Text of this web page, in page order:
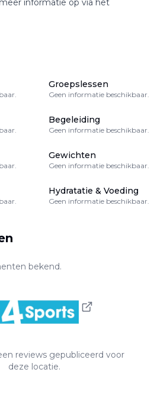
informatie op via het
Groepslessen
Geen informatie beschikbaar.
Begeleiding
Geen informatie beschikbaar.
Gewichten
Geen informatie beschikbaar.
Hydratatie & Voeding
Geen informatie beschikbaar.
bekend.
reviews gepubliceerd voor
deze locatie.